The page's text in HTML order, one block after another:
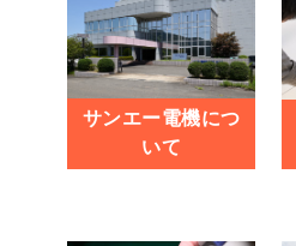
サンエー電機につ
いて